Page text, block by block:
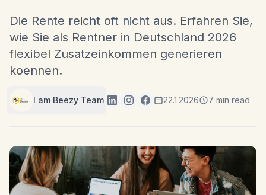
Die Rente reicht oft nicht aus. Erfahren Sie,
wie Sie als Rentner in Deutschland 2026
flexibel Zusatzeinkommen generieren
koennen.
I am Beezy Team 22.1.2026 7 min read